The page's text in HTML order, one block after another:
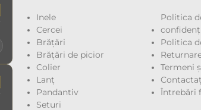
Inele
Cercei
Brățări
Brățări de picior
Colier
Lanț
Pandantiv
Seturi
Politica
Politica
Termeni
Întrebări